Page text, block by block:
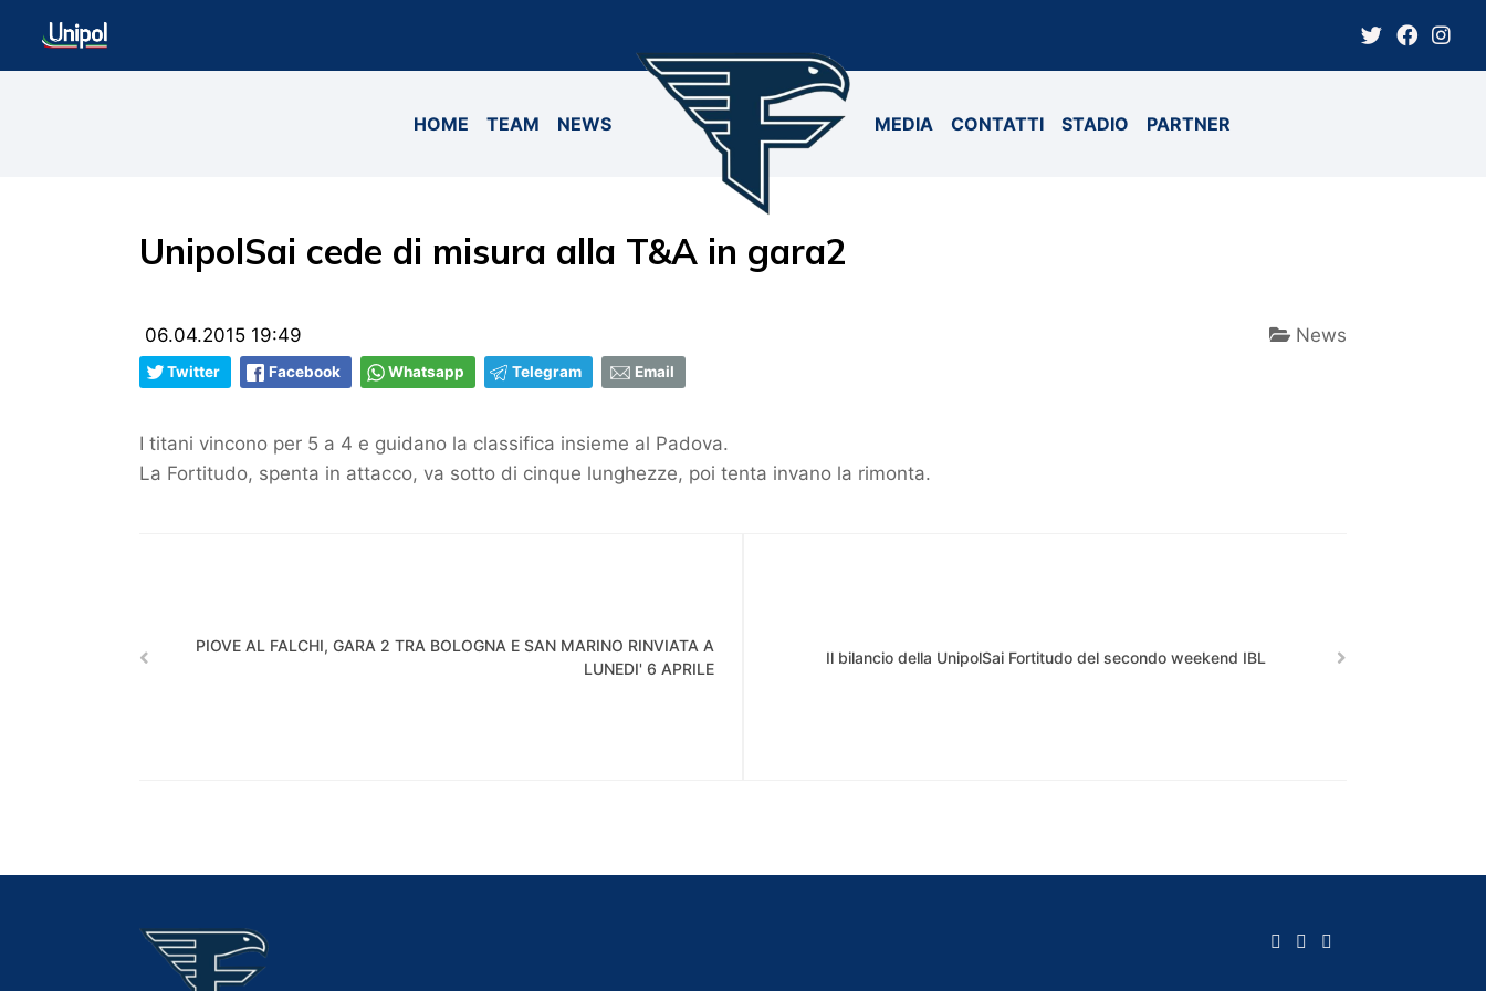
HOME TEAM NEWS MEDIA CONTATTI STADIO PARTNER
UnipolSai cede di misura alla T&A in gara2
06.04.2015 19:49 News
Twitter Facebook Whatsapp Telegram Email
I titani vincono per 5 a 4 e guidano la classifica insieme al Padova.
La Fortitudo, spenta in attacco, va sotto di cinque lunghezze, poi tenta invano la rimonta.
PIOVE AL FALCHI, GARA 2 TRA BOLOGNA E SAN MARINO RINVIATA A
LUNEDI' 6 APRILE
Il bilancio della UnipolSai Fortitudo del secondo weekend IBL